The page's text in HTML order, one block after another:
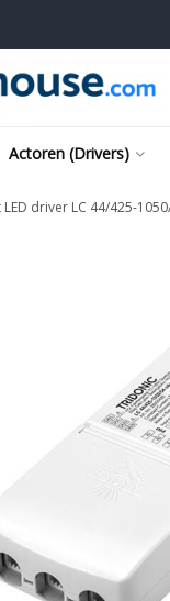
Actoren (Drivers)
driver LC 44/425-